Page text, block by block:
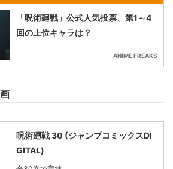
「呪術廻戦」公式人気投票、第1～4
回の上位キャラは？
ANIME FREAKS
呪術廻戦 30 (ジャンプコミックスDI
GITAL)